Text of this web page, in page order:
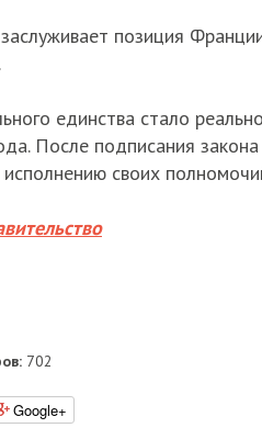
позиция
единства стало
После подписания
своих
702
Google+